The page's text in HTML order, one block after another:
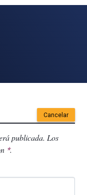
Cancelar
publicada. Los
*.